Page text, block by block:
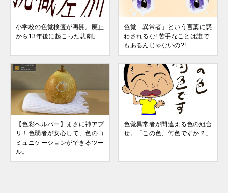
小学校の色覚検査が再開。廃止
から13年後に起こった悲劇。
色覚「異常者」という言葉に惑
わされるな! 苦手なことは誰で
もあるんじゃないの?!
【色彩ヘルパー】まさに神アプ
リ！色弱者が安心して、色のコ
ミュニケーションができるツー
ル。
色覚異常者が間違える色の組合
せ。「この色、何色ですか？」